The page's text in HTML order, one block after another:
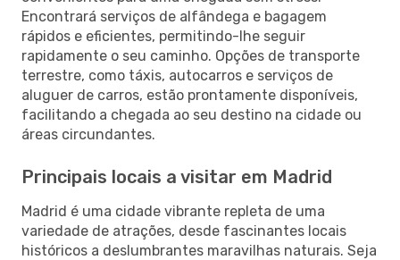
Encontrará serviços de alfândega e bagagem
rápidos e eficientes, permitindo-lhe seguir
rapidamente o seu caminho. Opções de transporte
terrestre, como táxis, autocarros e serviços de
aluguer de carros, estão prontamente disponíveis,
facilitando a chegada ao seu destino na cidade ou
áreas circundantes.
Principais locais a visitar em Madrid
Madrid é uma cidade vibrante repleta de uma
variedade de atrações, desde fascinantes locais
históricos a deslumbrantes maravilhas naturais. Seja